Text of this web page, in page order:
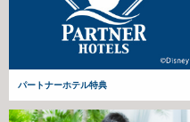
パートナーホテル特典